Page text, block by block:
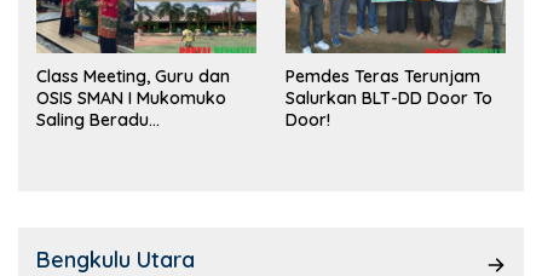
Class Meeting, Guru dan
OSIS SMAN I Mukomuko
Saling Beradu
Pemdes Teras Terunjam
Salurkan BLT-DD Door To
Door!
Bengkulu Utara